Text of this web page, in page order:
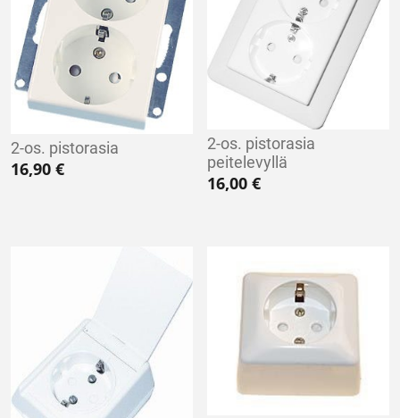
2-os. pistorasia
16,90 €
2-os. pistorasia
peitelevyllä
16,00€